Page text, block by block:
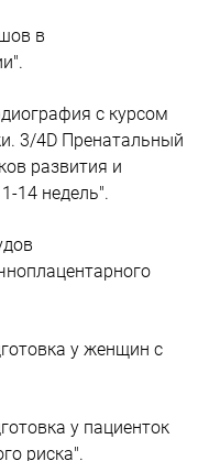
в
с курсом
3/4D Пренатальный
развития и
14 недель".
у женщин с
у пациенток
риска".